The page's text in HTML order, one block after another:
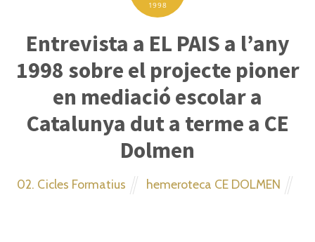
1998
Entrevista a EL PAIS a l’any
1998 sobre el projecte pioner
en mediació escolar a
Catalunya dut a terme a CE
Dolmen
02. Cicles Formatius hemeroteca CE DOLMEN